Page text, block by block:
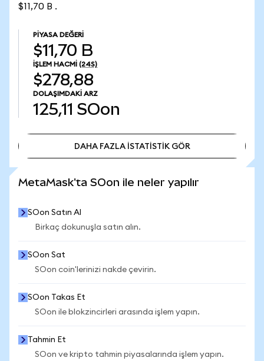
$11,70 B .
PIYASA DEĞERI
$11,70 B
İŞLEM HACMI (24S)
$278,88
DOLAŞIMDAKI ARZ
125,11 SOon
DAHA FAZLA İSTATİSTİK GÖR
MetaMask'ta SOon ile neler yapılır
SOon Satın Al
Birkaç dokunuşla satın alın.
SOon Sat
SOon coin'lerinizi nakde çevirin.
SOon Takas Et
SOon ile blokzincirleri arasında işlem yapın.
Tahmin Et
SOon ve kripto tahmin piyasalarında işlem yapın.